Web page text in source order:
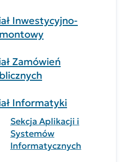
Inwestycyjno-
Zamówień
Informatyki
Sekcja Aplikacji i
Systemów
Informatycznych